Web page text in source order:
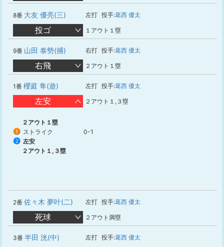
8番 大友 優亮(三) 左打 投手:葛西 優太
投ゴ １アウト１塁
9番 山田 泰勢(捕) 右打 投手:葛西 優太
右飛 ２アウト１塁
1番 櫻庭 隼(遊) 左打 投手:葛西 優太
左安 ２アウト１,３塁
２アウト１塁
1 ストライク 0-1
2
左安
２アウト１,３塁
2番 佐々木 夢叶(二) 左打 投手:葛西 優太
死球 ２アウト満塁
3番 半田 洸(中) 左打 投手:葛西 優太